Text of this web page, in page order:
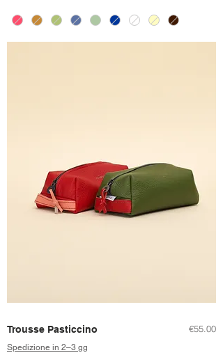
Trousse Pasticcino Price
€55.00
Spedizione in 2–3 gg